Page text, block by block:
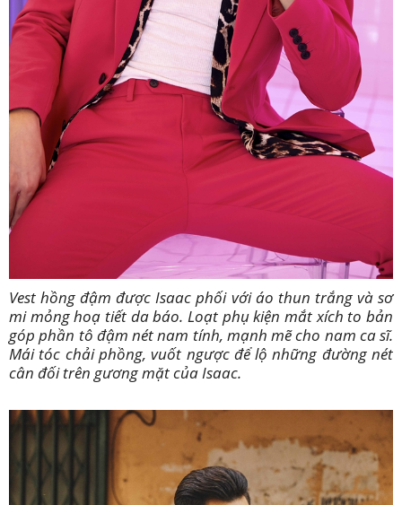
Vest hồng đậm được Isaac phối với áo thun trắng và sơ
mi mỏng hoạ tiết da báo. Loạt phụ kiện mắt xích to bản
góp phần tô đậm nét nam tính, mạnh mẽ cho nam ca sĩ.
Mái tóc chải phồng, vuốt ngược để lộ những đường nét
cân đối trên gương mặt của Isaac.